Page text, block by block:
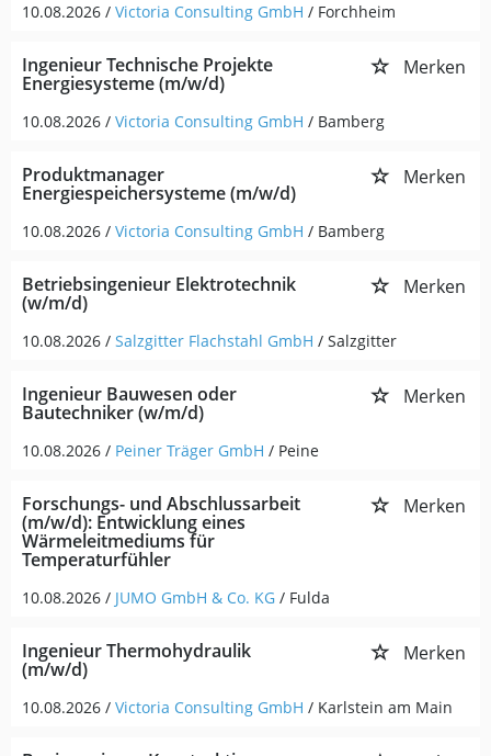
10.08.2026 / Victoria Consulting GmbH / Forchheim
Ingenieur Technische Projekte
Energiesysteme (m/w/d)
Merken
10.08.2026 / Victoria Consulting GmbH / Bamberg
Produktmanager
Energiespeichersysteme (m/w/d)
Merken
10.08.2026 / Victoria Consulting GmbH / Bamberg
Betriebsingenieur Elektrotechnik
(w/m/d)
Merken
10.08.2026 / Salzgitter Flachstahl GmbH / Salzgitter
Ingenieur Bauwesen oder
Bautechniker (w/m/d)
Merken
10.08.2026 / Peiner Träger GmbH / Peine
Forschungs- und Abschlussarbeit
(m/w/d): Entwicklung eines
Wärmeleitmediums für
Temperaturfühler
Merken
10.08.2026 / JUMO GmbH & Co. KG / Fulda
Ingenieur Thermohydraulik
(m/w/d)
Merken
10.08.2026 / Victoria Consulting GmbH / Karlstein am Main